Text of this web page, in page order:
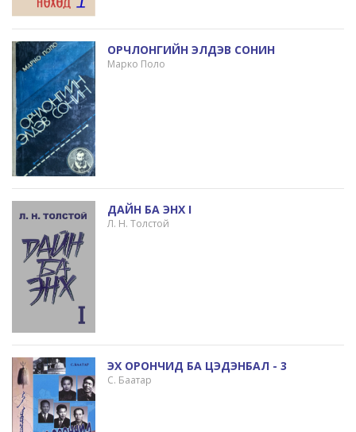
ОРЧЛОНГИЙН ЭЛДЭВ СОНИН
Марко Поло
ДАЙН БА ЭНХ I
Л. Н. Толстой
ЭХ ОРОНЧИД БА ЦЭДЭНБАЛ - 3
С. Баатар